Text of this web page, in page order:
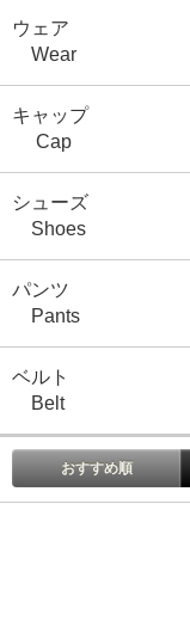
ウェア
Wear
キャップ
Cap
シューズ
Shoes
パンツ
Pants
ベルト
Belt
おすすめ順